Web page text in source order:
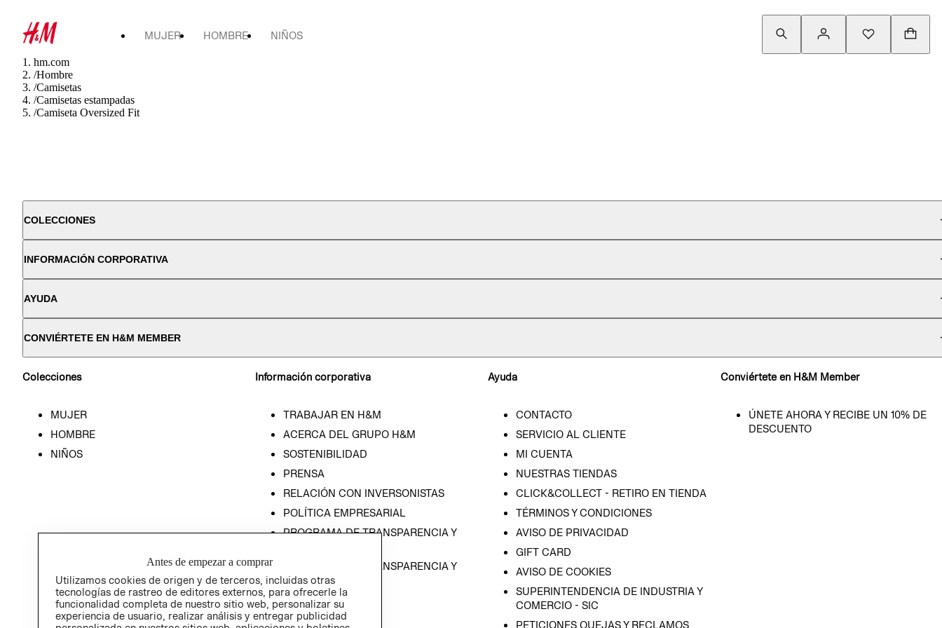
MUJER HOMBRE NIÑOS
hm.com
/Hombre
/Camisetas
/Camisetas estampadas
/Camiseta Oversized Fit
COLECCIONES
INFORMACIÓN CORPORATIVA
AYUDA
CONVIÉRTETE EN H&M MEMBER
Colecciones
MUJER
HOMBRE
NIÑOS
Información corporativa
TRABAJAR EN H&M
ACERCA DEL GRUPO H&M
SOSTENIBILIDAD
PRENSA
RELACIÓN CON INVERSONISTAS
POLÍTICA EMPRESARIAL
PROGRAMA DE TRANSPARENCIA Y
PROGRAMA DE TRANSPARENCIA Y
ÉTICA (INGLÉS)
Ayuda
CONTACTO
SERVICIO AL CLIENTE
MI CUENTA
NUESTRAS TIENDAS
CLICK&COLLECT - RETIRO EN TIENDA
TÉRMINOS Y CONDICIONES
AVISO DE PRIVACIDAD
GIFT CARD
AVISO DE COOKIES
SUPERINTENDENCIA DE INDUSTRIA Y
COMERCIO - SIC
PETICIONES QUEJAS Y RECLAMOS
Conviértete en H&M Member
ÚNETE AHORA Y RECIBE UN 10% DE
DESCUENTO
Antes de empezar a comprar
Utilizamos cookies de origen y de terceros, incluidas otras
tecnologías de rastreo de editores externos, para ofrecerle la
funcionalidad completa de nuestro sitio web, personalizar su
experiencia de usuario, realizar análisis y entregar publicidad